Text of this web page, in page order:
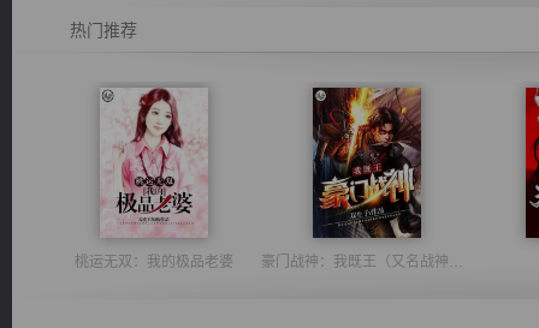
热门推荐
桃运无双：我的极品老婆 豪门战神：我既王（又名战神归来不败神婿修罗战神）